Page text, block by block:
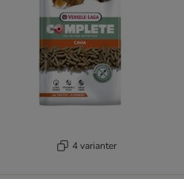
4 varianter